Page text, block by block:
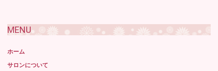
MENU
ホーム
サロンについて